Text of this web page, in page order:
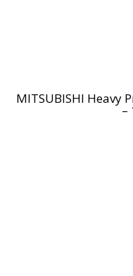
MITSUBISHI Heavy
–